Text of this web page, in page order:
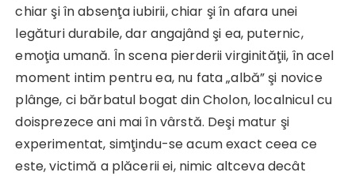
chiar şi în absenţa iubirii, chiar şi în afara unei
legături durabile, dar angajând şi ea, puternic,
emoţia umană. În scena pierderii virginităţii, în acel
moment intim pentru ea, nu fata „albă” şi novice
plânge, ci bărbatul bogat din Cholon, localnicul cu
doisprezece ani mai în vârstă. Deşi matur şi
experimentat, simţindu-se acum exact ceea ce
este, victimă a plăcerii ei, nimic altceva decât